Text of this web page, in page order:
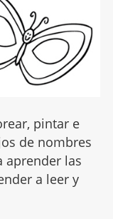
pintar e
de nombres
aprender las
a leer y